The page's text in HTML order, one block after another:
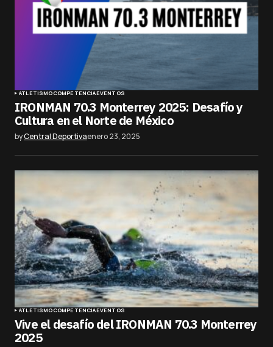
ATLETISMOCOMPETENCIAEVENTOS
IRONMAN 70.3 Monterrey 2025: Desafío y
Cultura en el Norte de México
byCentral Deportivaenero 23, 2025
ATLETISMOCOMPETENCIAEVENTOS
Vive el desafío del IRONMAN 70.3 Monterrey
2025